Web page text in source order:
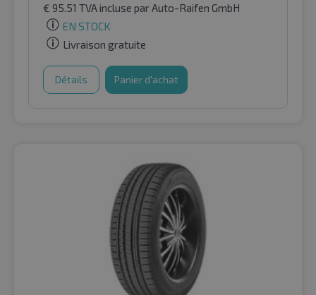
€ 95.51 TVA incluse par Auto-Raifen GmbH
EN STOCK
Livraison gratuite
Détails Panier d'achat